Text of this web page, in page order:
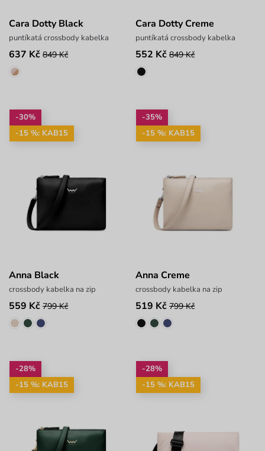
Cara Dotty Black
puntíkatá crossbody kabelka
637 Kč 849 Kč
Cara Dotty Creme
puntíkatá crossbody kabelka
552 Kč 849 Kč
-30%
-15 %: KAB15
Anna Black
crossbody kabelka na zip
559 Kč 799 Kč
-35%
-15 %: KAB15
Anna Creme
crossbody kabelka na zip
519 Kč 799 Kč
-28%
-15 %: KAB15
-28%
-15 %: KAB15